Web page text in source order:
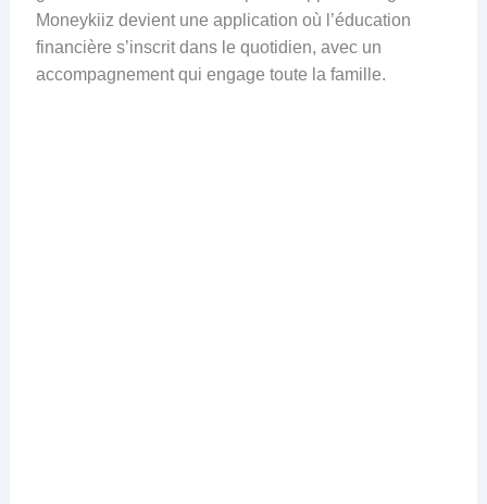
Moneykiiz devient une application où l’éducation
financière s’inscrit dans le quotidien, avec un
accompagnement qui engage toute la famille.